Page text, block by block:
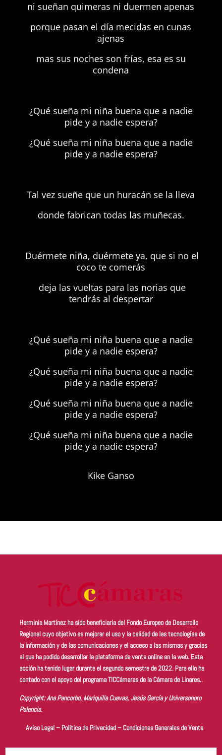
ni sueñan quimeras ni duermen apenas
porque pasan el día mecidas en cunas
ajenas
mas sus noches son frías, esa es su
condena
¿Qué sueña mi niña buena que a nadie
pide y a nadie espera?
¿Qué sueña mi niña buena que a nadie
pide y a nadie espera?
Tal vez sueñe que un huracán se la lleva
donde fabrican todas las muñecas.
Duérmete niña, duérmete ya, que si no el
coco te comerás
deja las vueltas para las norias que
tendrás al despertar
¿Qué sueña mi niña buena que a nadie
pide y a nadie espera?
¿Qué sueña mi niña buena que a nadie
pide y a nadie espera?
¿Qué sueña mi niña buena que a nadie
pide y a nadie espera?
¿Qué sueña mi niña buena que a nadie
pide y a nadie espera?
Kike Ganso
Herminia Martínez ha sido beneficiaria del Fondo Europeo de Desarrollo
Regional cuyo objetivo esmejorar el uso y la calidad de las tecnologías de
la información y de las comunicaciones y el acceso a las mismasy gracias
al que ha podido desarrollar la plataforma de venta online en la web. Esta
acción ha tenido lugar durante el segundo semestre de 2022. Para ello ha
contado con el apoyo del programa TICCámaras de la Cámara de Linares..
Copyright: Ana Pancorbo, Mariquilla Cuevas, Jesús García y Universonoro
Palencia.
Aviso Legal– Política de Privacidad– Condiciones Generales de Venta